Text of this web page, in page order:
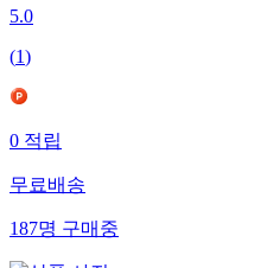
5.0
(1)
0적립
무료배송
187명구매중